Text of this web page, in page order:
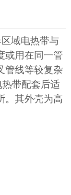
域电热带与
或用在同一管
管线等较复杂
热带配套后适
。其外壳为高